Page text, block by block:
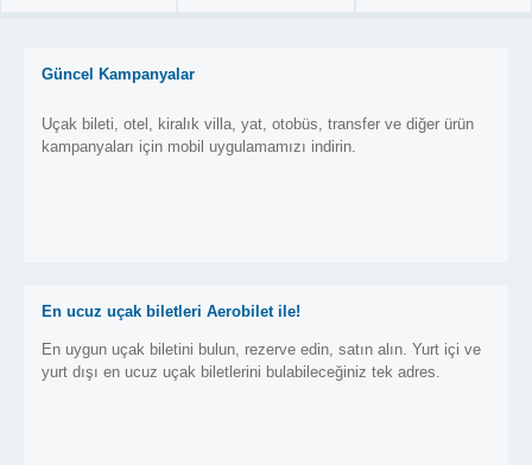
Güncel Kampanyalar
Uçak bileti, otel, kiralık villa, yat, otobüs, transfer ve diğer ürün
kampanyaları için mobil uygulamamızı indirin.
En ucuz uçak biletleri Aerobilet ile!
En uygun uçak biletini bulun, rezerve edin, satın alın. Yurt içi ve
yurt dışı en ucuz uçak biletlerini bulabileceğiniz tek adres.